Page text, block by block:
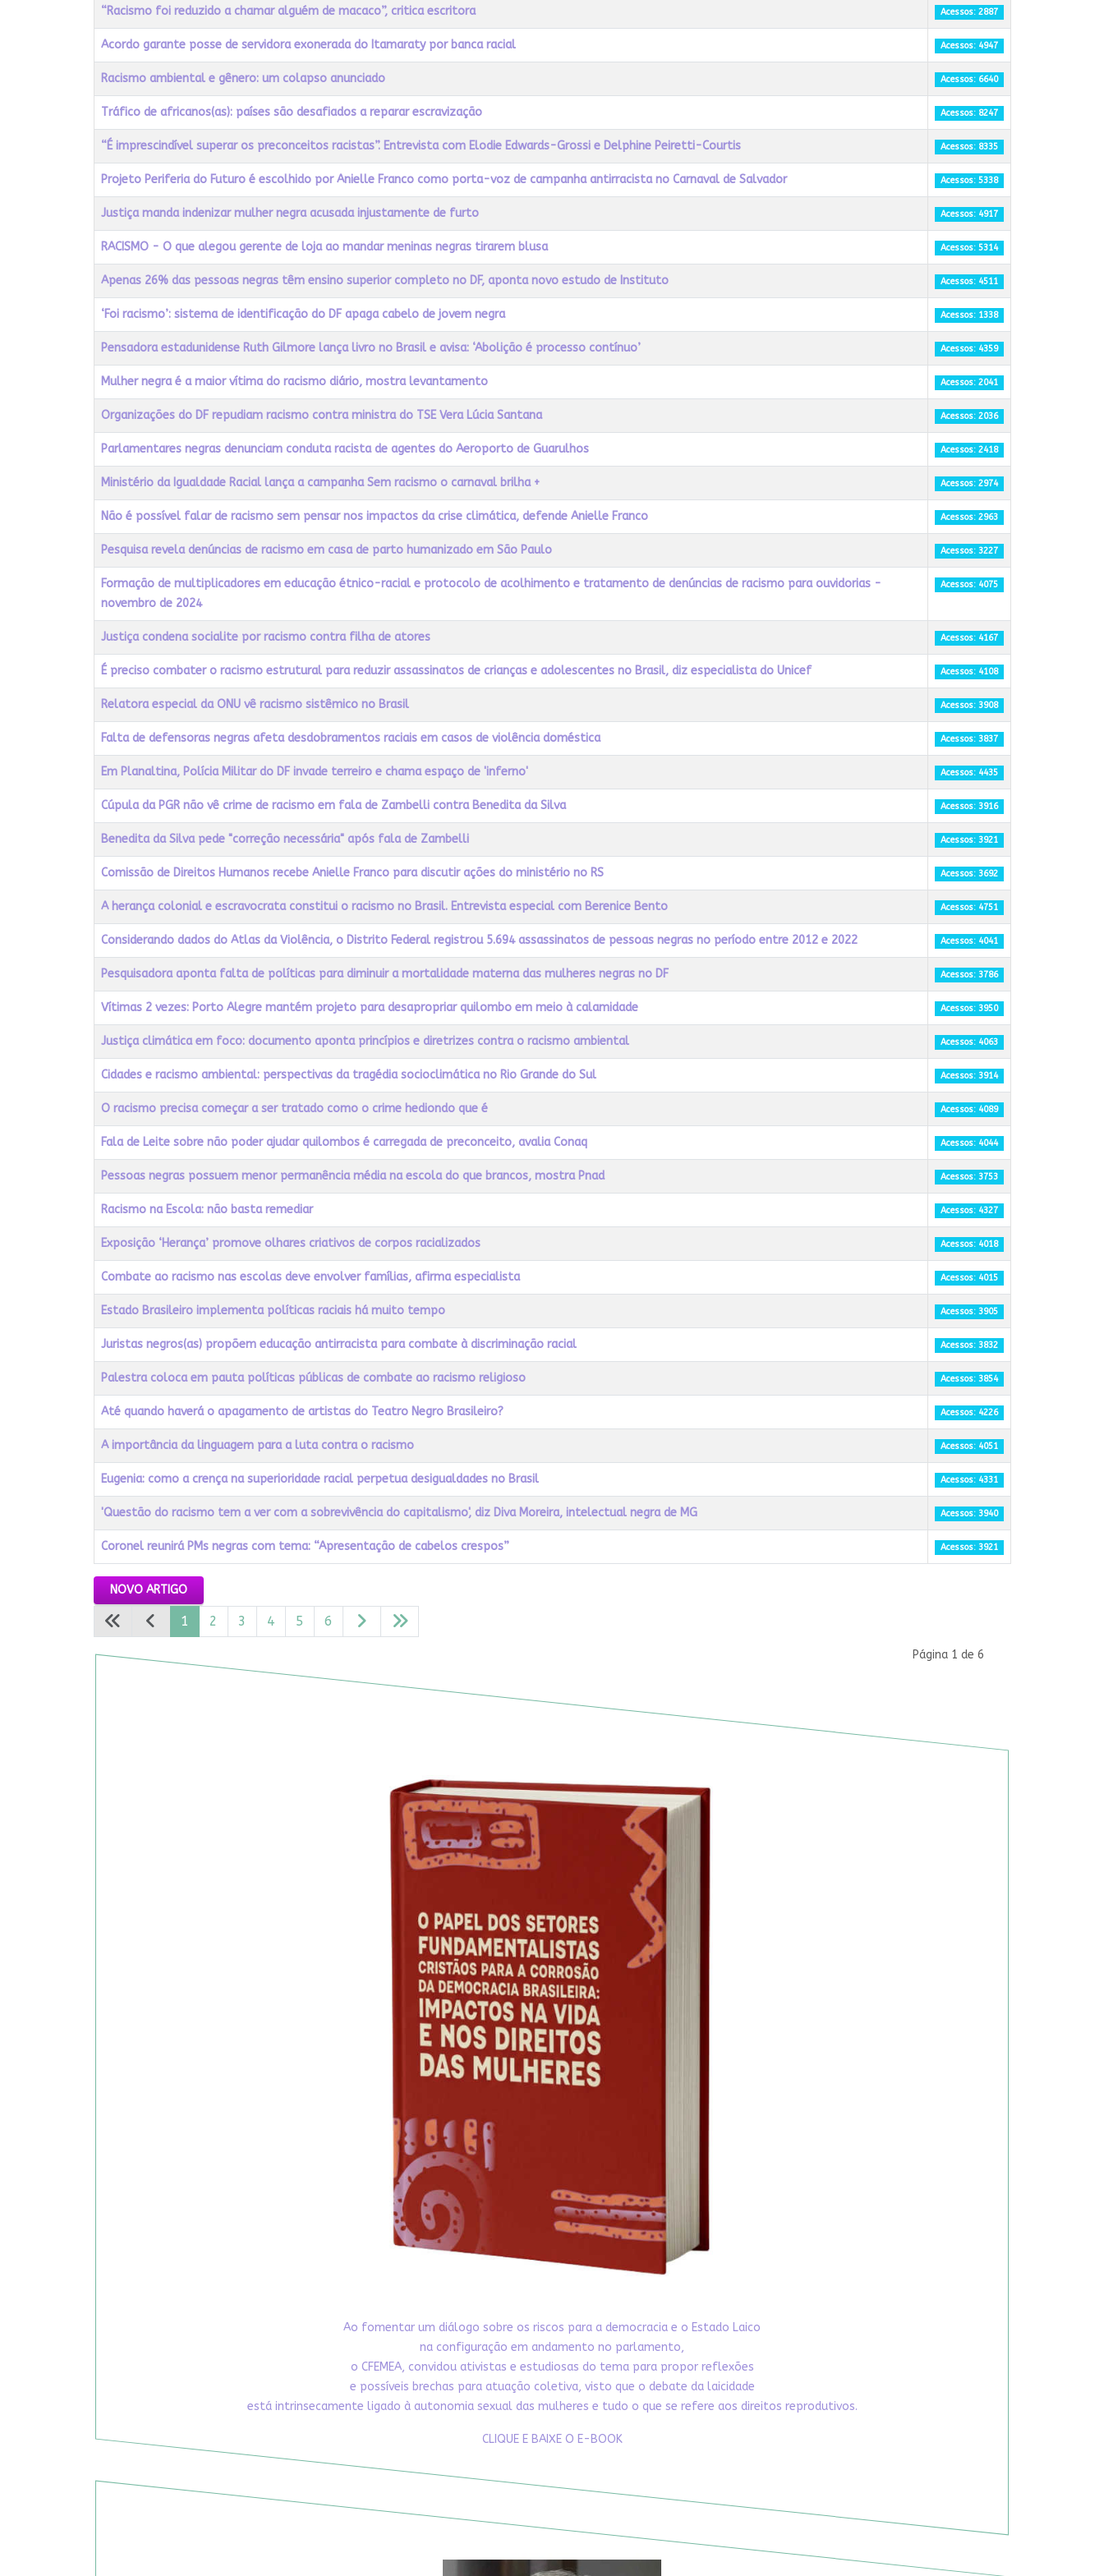
Título Acessos
“Racismo foi reduzido a chamar alguém de macaco”, critica escritora Acessos: 2887
Acordo garante posse de servidora exonerada do Itamaraty por banca racial Acessos: 4947
Racismo ambiental e gênero: um colapso anunciado Acessos: 6640
Tráfico de africanos(as): países são desafiados a reparar escravização Acessos: 8247
“É imprescindível superar os preconceitos racistas”. Entrevista com Elodie Edwards-Grossi e Delphine Peiretti-Courtis Acessos: 8335
Projeto Periferia do Futuro é escolhido por Anielle Franco como porta-voz de campanha antirracista no Carnaval de Salvador Acessos: 5338
Justiça manda indenizar mulher negra acusada injustamente de furto Acessos: 4917
RACISMO - O que alegou gerente de loja ao mandar meninas negras tirarem blusa Acessos: 5314
Apenas 26% das pessoas negras têm ensino superior completo no DF, aponta novo estudo de Instituto Acessos: 4511
‘Foi racismo’: sistema de identificação do DF apaga cabelo de jovem negra Acessos: 1338
Pensadora estadunidense Ruth Gilmore lança livro no Brasil e avisa: ‘Abolição é processo contínuo’ Acessos: 4359
Mulher negra é a maior vítima do racismo diário, mostra levantamento Acessos: 2041
Organizações do DF repudiam racismo contra ministra do TSE Vera Lúcia Santana Acessos: 2036
Parlamentares negras denunciam conduta racista de agentes do Aeroporto de Guarulhos Acessos: 2418
Ministério da Igualdade Racial lança a campanha Sem racismo o carnaval brilha + Acessos: 2974
Não é possível falar de racismo sem pensar nos impactos da crise climática, defende Anielle Franco Acessos: 2963
Pesquisa revela denúncias de racismo em casa de parto humanizado em São Paulo Acessos: 3227
Formação de multiplicadores em educação étnico-racial e protocolo de acolhimento e tratamento de denúncias de racismo para ouvidorias -
novembro de 2024
Acessos: 4075
Justiça condena socialite por racismo contra filha de atores Acessos: 4167
É preciso combater o racismo estrutural para reduzir assassinatos de crianças e adolescentes no Brasil, diz especialista do Unicef Acessos: 4108
Relatora especial da ONU vê racismo sistêmico no Brasil Acessos: 3908
Falta de defensoras negras afeta desdobramentos raciais em casos de violência doméstica Acessos: 3837
Em Planaltina, Polícia Militar do DF invade terreiro e chama espaço de 'inferno' Acessos: 4435
Cúpula da PGR não vê crime de racismo em fala de Zambelli contra Benedita da Silva Acessos: 3916
Benedita da Silva pede "correção necessária" após fala de Zambelli Acessos: 3921
Comissão de Direitos Humanos recebe Anielle Franco para discutir ações do ministério no RS Acessos: 3692
A herança colonial e escravocrata constitui o racismo no Brasil. Entrevista especial com Berenice Bento Acessos: 4751
Considerando dados do Atlas da Violência, o Distrito Federal registrou 5.694 assassinatos de pessoas negras no período entre 2012 e 2022 Acessos: 4041
Pesquisadora aponta falta de políticas para diminuir a mortalidade materna das mulheres negras no DF Acessos: 3786
Vítimas 2 vezes: Porto Alegre mantém projeto para desapropriar quilombo em meio à calamidade Acessos: 3950
Justiça climática em foco: documento aponta princípios e diretrizes contra o racismo ambiental Acessos: 4063
Cidades e racismo ambiental: perspectivas da tragédia socioclimática no Rio Grande do Sul Acessos: 3914
O racismo precisa começar a ser tratado como o crime hediondo que é Acessos: 4089
Fala de Leite sobre não poder ajudar quilombos é carregada de preconceito, avalia Conaq Acessos: 4044
Pessoas negras possuem menor permanência média na escola do que brancos, mostra Pnad Acessos: 3753
Racismo na Escola: não basta remediar Acessos: 4327
Exposição ‘Herança’ promove olhares criativos de corpos racializados Acessos: 4018
Combate ao racismo nas escolas deve envolver famílias, afirma especialista Acessos: 4015
Estado Brasileiro implementa políticas raciais há muito tempo Acessos: 3905
Juristas negros(as) propõem educação antirracista para combate à discriminação racial Acessos: 3832
Palestra coloca em pauta políticas públicas de combate ao racismo religioso Acessos: 3854
Até quando haverá o apagamento de artistas do Teatro Negro Brasileiro? Acessos: 4226
A importância da linguagem para a luta contra o racismo Acessos: 4051
Eugenia: como a crença na superioridade racial perpetua desigualdades no Brasil Acessos: 4331
'Questão do racismo tem a ver com a sobrevivência do capitalismo', diz Diva Moreira, intelectual negra de MG Acessos: 3940
Coronel reunirá PMs negras com tema: “Apresentação de cabelos crespos” Acessos: 3921
NOVO ARTIGO
Página 1 de 6
1 2 3 4 5 6
Ao fomentar um diálogo sobre os riscos para a democracia e o Estado Laico
na configuração em andamento no parlamento,
o CFEMEA, convidou ativistas e estudiosas do tema para propor reflexões
e possíveis brechas para atuação coletiva, visto que o debate da laicidade
está intrinsecamente ligado à autonomia sexual das mulheres e tudo o que se refere aos direitos reprodutivos.
CLIQUE E BAIXE O E-BOOK